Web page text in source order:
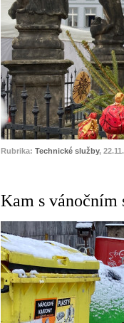
Rubrika: Technické služby,
Kam s vánočním